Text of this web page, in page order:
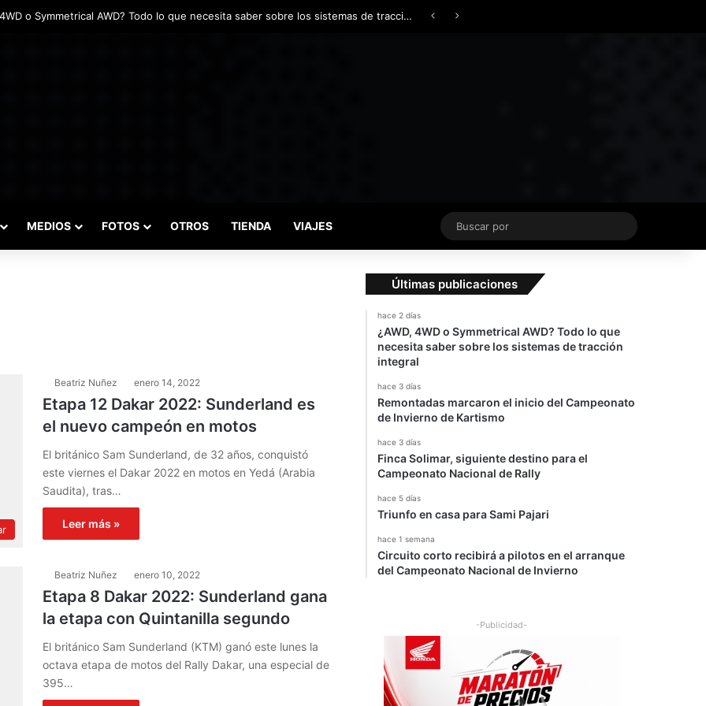
marcaron el inicio del Campeonato de Invierno de Kartismo
MEDIOS FOTOS OTROS TIENDA VIAJES
Buscar
por
Beatriz Nuñez enero 14, 2022
Etapa 12 Dakar 2022: Sunderland es
el nuevo campeón en motos
El británico Sam Sunderland, de 32 años, conquistó
este viernes el Dakar 2022 en motos en Yedá (Arabia
Saudita), tras…
Leer más »
Beatriz Nuñez enero 10, 2022
Etapa 8 Dakar 2022: Sunderland gana
la etapa con Quintanilla segundo
El británico Sam Sunderland (KTM) ganó este lunes la
octava etapa de motos del Rally Dakar, una especial de
395…
Últimas publicaciones
hace 2 días
¿AWD, 4WD o Symmetrical AWD? Todo lo que
necesita saber sobre los sistemas de tracción
integral
hace 3 días
Remontadas marcaron el inicio del Campeonato
de Invierno de Kartismo
hace 3 días
Finca Solimar, siguiente destino para el
Campeonato Nacional de Rally
hace 5 días
Triunfo en casa para Sami Pajari
hace 1 semana
Circuito corto recibirá a pilotos en el arranque
del Campeonato Nacional de Invierno
-Publicidad-